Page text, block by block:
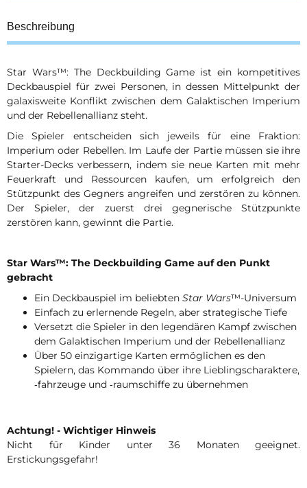
Beschreibung
Star Wars™: The Deckbuilding Game ist ein kompetitives
Deckbauspiel für zwei Personen, in dessen Mittelpunkt der
galaxisweite Konflikt zwischen dem Galaktischen Imperium
und der Rebellenallianz steht.
Die Spieler entscheiden sich jeweils für eine Fraktion:
Imperium oder Rebellen. Im Laufe der Partie müssen sie ihre
Starter-Decks verbessern, indem sie neue Karten mit mehr
Feuerkraft und Ressourcen kaufen, um erfolgreich den
Stützpunkt des Gegners angreifen und zerstören zu können.
Der Spieler, der zuerst drei gegnerische Stützpunkte
zerstören kann, gewinnt die Partie.
Star Wars™: The Deckbuilding Game auf den Punkt
gebracht
Ein Deckbauspiel im beliebten Star Wars™-Universum
Einfach zu erlernende Regeln, aber strategische Tiefe
Versetzt die Spieler in den legendären Kampf zwischen
dem Galaktischen Imperium und der Rebellenallianz
Über 50 einzigartige Karten ermöglichen es den
Spielern, das Kommando über ihre Lieblingscharaktere,
‑fahrzeuge und ‑raumschiffe zu übernehmen
Achtung! - Wichtiger Hinweis
Nicht für Kinder unter 36 Monaten geeignet.
Erstickungsgefahr!